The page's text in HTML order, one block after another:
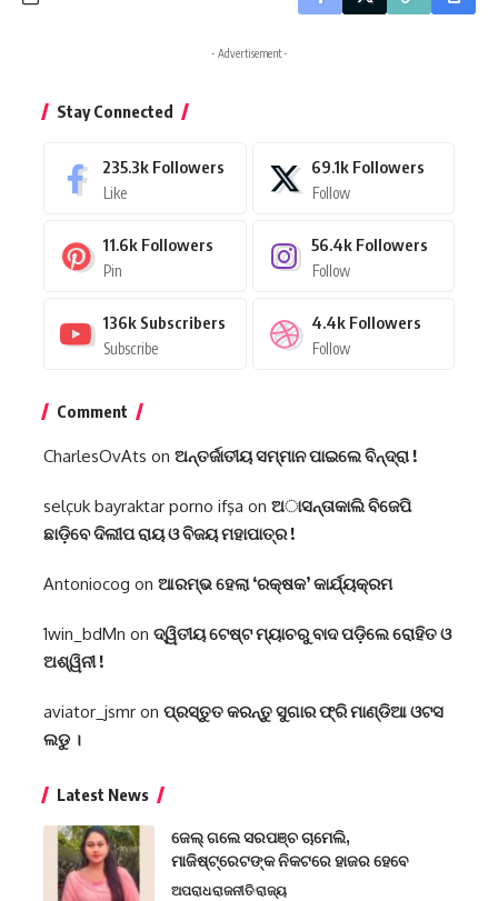
- Advertisement -
Stay Connected
235.3k Followers
Like
69.1k Followers
Follow
11.6k Followers
Pin
56.4k Followers
Follow
136k Subscribers
Subscribe
4.4k Followers
Follow
Comment
CharlesOvAts on ଅନ୍ତର୍ଜାତୀୟ ସମ୍ମାନ ପାଇଲେ ବିନ୍ଦ୍ରା !
selçuk bayraktar porno ifşa on ଅାସନ୍ତାକାଲି ବିଜେପି
ଛାଡ଼ିବେ ଦିଲୀପ ରାୟ ଓ ବିଜୟ ମହାପାତ୍ର !
Antoniocog on ଆରମ୍ଭ ହେଲା ‘ରକ୍ଷକ’ କାର୍ଯ୍ୟକ୍ରମ
1win_bdMn on ଦ୍ୱିତୀୟ ଟେଷ୍ଟ ମ୍ୟାଚରୁ ବାଦ ପଡ଼ିଲେ ରୋହିତ ଓ
ଅଶ୍ୱିନୀ !
aviator_jsmr on ପ୍ରସ୍ତୁତ କରନ୍ତୁ ସୁଗାର ଫ୍ରି ମାଣ୍ଡିଆ ଓଟସ
ଲଡୁ ।
Latest News
ଜେଲ୍ ଗଲେ ସରପଞ୍ଚ ଚାମେଲି,
ମାଜିଷ୍ଟ୍ରେଟଙ୍କ ନିକଟରେ ହାଜର ହେବେ
ଅପରାଧରାଜନୀତିରାଜ୍ୟ